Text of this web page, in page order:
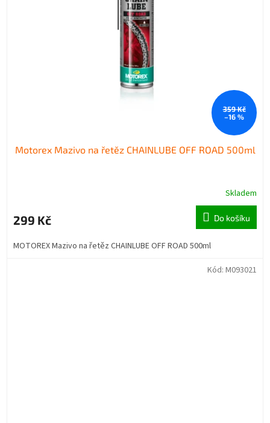
359 Kč
–16 %
Motorex Mazivo na řetěz CHAINLUBE OFF ROAD 500ml
Skladem
299 Kč Do košíku
MOTOREX Mazivo na řetěz CHAINLUBE OFF ROAD 500ml
Kód: M093021